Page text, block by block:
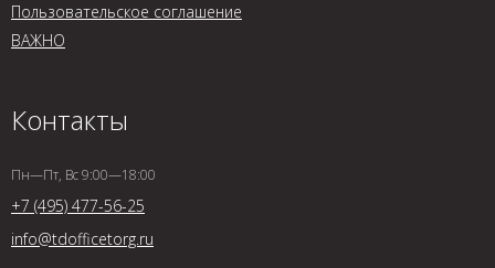
Пользовательское соглашение
ВАЖНО
Контакты
Пн—Пт, Вс 9:00—18:00
+7 (495) 477-56-25
info@tdofficetorg.ru